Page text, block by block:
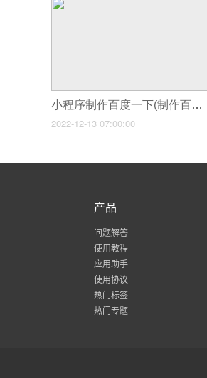
小程序制作百度一下(制作百度小程序的准备)
2022-12-13 07:00:00
产品
问题解答
使用教程
应用助手
使用协议
热门标签
热门专题